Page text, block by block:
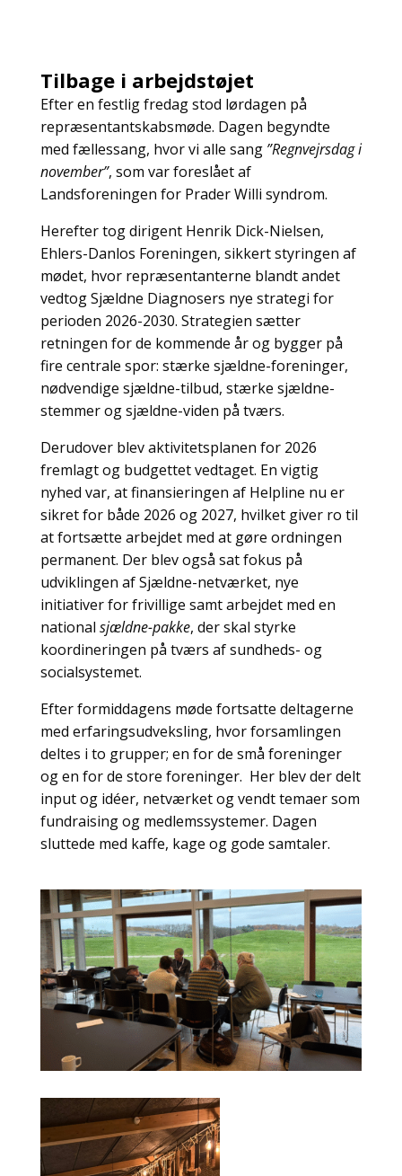
Tilbage i arbejdstøjet
Efter en festlig fredag stod lørdagen på
repræsentantskabsmøde. Dagen begyndte
med fællessang, hvor vi alle sang ”Regnvejrsdag i
november”, som var foreslået af
Landsforeningen for Prader Willi syndrom.
Herefter tog dirigent Henrik Dick-Nielsen,
Ehlers-Danlos Foreningen, sikkert styringen af
mødet, hvor repræsentanterne blandt andet
vedtog Sjældne Diagnosers nye strategi for
perioden 2026-2030. Strategien sætter
retningen for de kommende år og bygger på
fire centrale spor: stærke sjældne-foreninger,
nødvendige sjældne-tilbud, stærke sjældne-
stemmer og sjældne-viden på tværs.
Derudover blev aktivitetsplanen for 2026
fremlagt og budgettet vedtaget. En vigtig
nyhed var, at finansieringen af Helpline nu er
sikret for både 2026 og 2027, hvilket giver ro til
at fortsætte arbejdet med at gøre ordningen
permanent. Der blev også sat fokus på
udviklingen af Sjældne-netværket, nye
initiativer for frivillige samt arbejdet med en
national sjældne-pakke, der skal styrke
koordineringen på tværs af sundheds- og
socialsystemet.
Efter formiddagens møde fortsatte deltagerne
med erfaringsudveksling, hvor forsamlingen
deltes i to grupper; en for de små foreninger
og en for de store foreninger. Her blev der delt
input og idéer, netværket og vendt temaer som
fundraising og medlemssystemer. Dagen
sluttede med kaffe, kage og gode samtaler.